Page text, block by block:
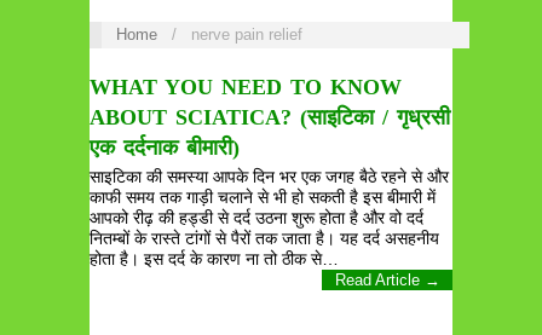
Home / nerve pain relief
WHAT YOU NEED TO KNOW
ABOUT SCIATICA? (साइटिका / गृध्रसी
एक दर्दनाक बीमारी)
साइटिका की समस्या आपके दिन भर एक जगह बैठे रहने से और
काफी समय तक गाड़ी चलाने से भी हो सकती है इस बीमारी में
आपको रीढ़ की हड्डी से दर्द उठना शुरू होता है और वो दर्द
नितम्बों के रास्ते टांगों से पैरों तक जाता है। यह दर्द असहनीय
होता है। इस दर्द के कारण ना तो ठीक से…
Read Article →